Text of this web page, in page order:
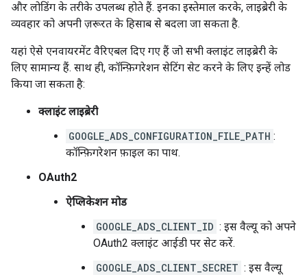
और लोडिंग के तरीके उपलब्ध होते हैं. इनका इस्तेमाल करके, लाइब्रेरी के
व्यवहार को अपनी ज़रूरत के हिसाब से बदला जा सकता है.
यहां ऐसे एनवायरमेंट वैरिएबल दिए गए हैं जो सभी क्लाइंट लाइब्रेरी के
लिए सामान्य हैं. साथ ही, कॉन्फ़िगरेशन सेटिंग सेट करने के लिए इन्हें लोड
किया जा सकता है:
क्लाइंट लाइब्रेरी
GOOGLE_ADS_CONFIGURATION_FILE_PATH :
कॉन्फ़िगरेशन फ़ाइल का पाथ.
OAuth2
ऐप्लिकेशन मोड
GOOGLE_ADS_CLIENT_ID : इस वैल्यू को अपने
OAuth2 क्लाइंट आईडी पर सेट करें.
GOOGLE_ADS_CLIENT_SECRET : इस वैल्यू